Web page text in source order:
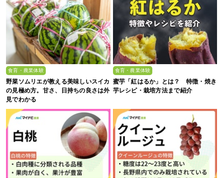
食育・農業体験
野菜ソムリエが教える美味しいスイカ
の見極め方。甘さ、日持ちの良さは外
見でわかる
食育・農業体験
蜜芋「紅はるか」とは？ 特徴・焼き
芋レシピ・栽培方法まで紹介